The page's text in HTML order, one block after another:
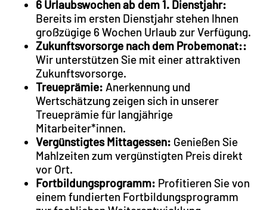
6 Urlaubswochen ab dem 1. Dienstjahr:
Bereits im ersten Dienstjahr stehen Ihnen
großzügige 6 Wochen Urlaub zur Verfügung.
Zukunftsvorsorge nach dem Probemonat::
Wir unterstützen Sie mit einer attraktiven
Zukunftsvorsorge.
Treueprämie: Anerkennung und
Wertschätzung zeigen sich in unserer
Treueprämie für langjährige
Mitarbeiter*innen.
Vergünstigtes Mittagessen: Genießen Sie
Mahlzeiten zum vergünstigten Preis direkt
vor Ort.
Fortbildungsprogramm: Profitieren Sie von
einem fundierten Fortbildungsprogramm